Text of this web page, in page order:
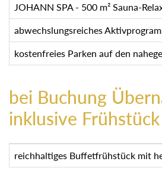
JOHANN SPA - 500 m² Sauna-
abwechslungsreiches
kostenfreies Parken auf den
bei Buchung
inklusive Frühstück
reichhaltiges Buffetfrühstück mit